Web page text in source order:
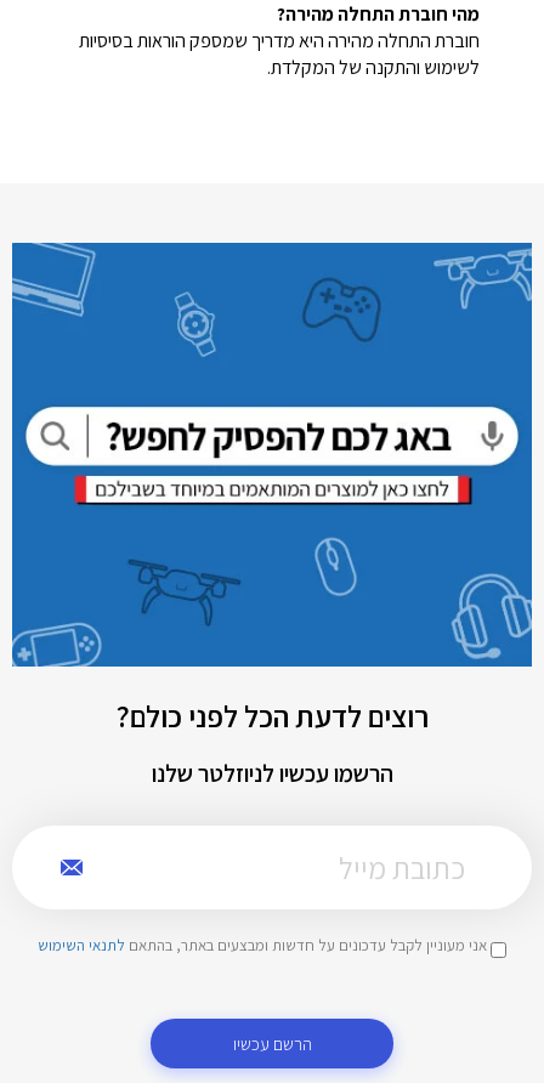
מהי חוברת התחלה מהירה?
חוברת התחלה מהירה היא מדריך שמספק הוראות בסיסיות
לשימוש והתקנה של המקלדת.
רוצים לדעת הכל לפני כולם?
הרשמו עכשיו לניוזלטר שלנו
אני מעוניין לקבל עדכונים על חדשות ומבצעים באתר, בהתאם לתנאי השימוש
הרשם עכשיו